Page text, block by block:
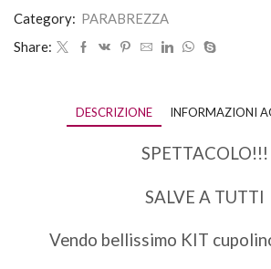
Category: PARABREZZA
Share:
DESCRIZIONE INFORMAZIONI
SPETTACOLO!!!
SALVE A TUTTI
Vendo bellissimo KIT